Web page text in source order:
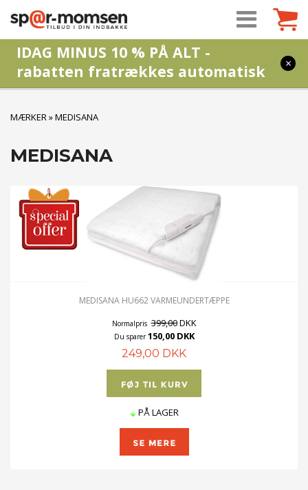
IDAG MINUS 10 % PÅ ALT -
rabatten fratrækkes automatisk
×
MÆRKER»MEDISANA
MEDISANA
MEDISANA HU662 VARMEUNDERTÆPPE
Normalpris 399,00DKK
Du sparer150,00 DKK
249,00 DKK
PÅ LAGER